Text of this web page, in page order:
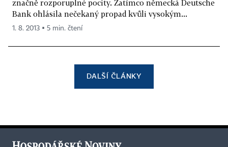
značně rozporuplné pocity. Zatímco německá Deutsche
Bank ohlásila nečekaný propad kvůli vysokým...
1. 8. 2013 ▪ 5 min. čtení
DALŠÍ ČLÁNKY